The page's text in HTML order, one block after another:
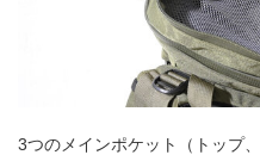
3つのメインポケット（トップ